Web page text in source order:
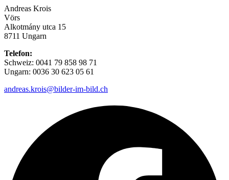
Andreas Krois
Vörs
Alkotmány utca 15
8711 Ungarn
Telefon:
Schweiz: 0041 79 858 98 71
Ungarn: 0036 30 623 05 61
andreas.krois@bilder-im-bild.ch